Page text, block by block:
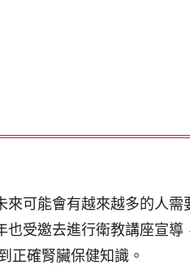
可能會有越來越多的人
受邀去進行衛教講座宣
正確腎臟保健知識。